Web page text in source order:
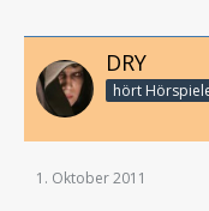
DRY
1. Oktober 2011